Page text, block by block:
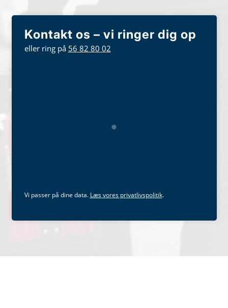
Kontakt os – vi ringer dig op
eller ring på 56 82 80 02
Vi passer på dine data. Læs vores privatlivspolitik.